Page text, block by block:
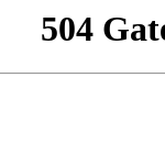
504